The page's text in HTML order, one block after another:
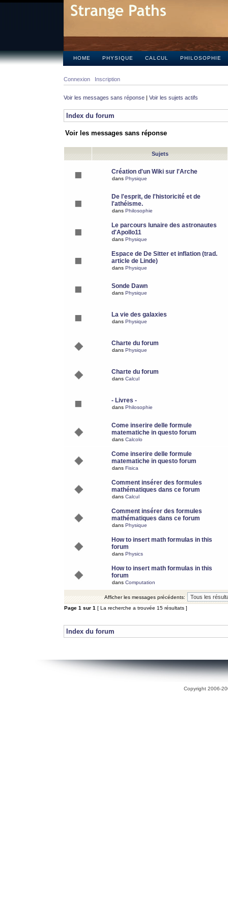
HOME PHYSIQUE CALCUL PHILOSOPHIE
Connexion Inscription
Voir les messages sans réponse | Voir les sujets actifs
Index du forum
Voir les messages sans réponse
Sujets
Création d'un Wiki sur l'Arche
dans Physique
De l'esprit, de l'historicité et de
l'athéisme.
dans Philosophie
Le parcours lunaire des astronautes
d'Apollo11
dans Physique
Espace de De Sitter et inflation (trad.
article de Linde)
dans Physique
Sonde Dawn
dans Physique
La vie des galaxies
dans Physique
Charte du forum
dans Physique
Charte du forum
dans Calcul
- Livres -
dans Philosophie
Come inserire delle formule
matematiche in questo forum
dans Calcolo
Come inserire delle formule
matematiche in questo forum
dans Fisica
Comment insérer des formules
mathématiques dans ce forum
dans Calcul
Comment insérer des formules
mathématiques dans ce forum
dans Physique
How to insert math formulas in this
forum
dans Physics
How to insert math formulas in this
forum
dans Computation
Afficher les messages précédents:
Page 1 sur 1 [ La recherche a trouvée 15 résultats ]
Index du forum
Copyright 2006-